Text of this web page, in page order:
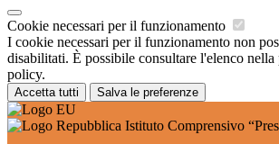
Cookie necessari per il funzionamento
I cookie necessari per il funzionamento non
disabilitati. È possibile consultare l'elenco
policy.
Accetta tutti Salva le preferenze
Istituto Comprensivo